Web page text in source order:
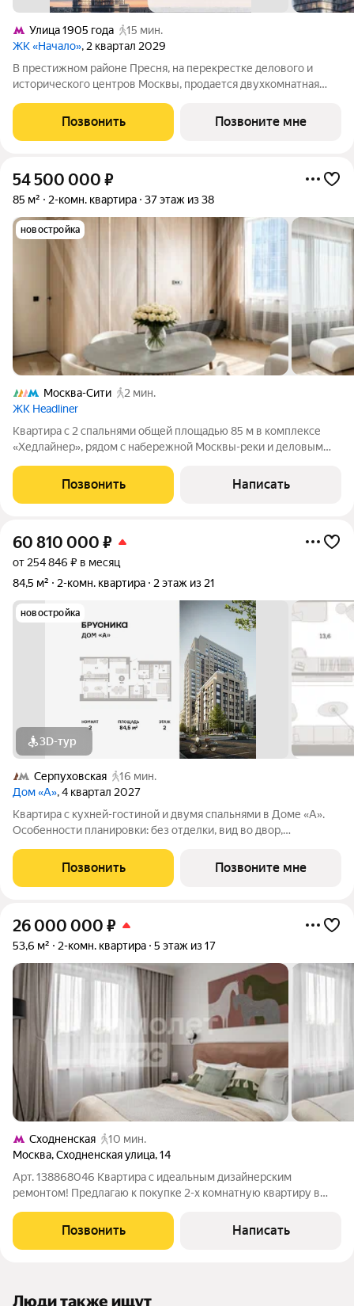
Улица 1905 года
15 мин.
ЖК «Начало», 2 квартал 2029
В престижном районе Пресня, на перекрестке делового и
исторического центров Москвы, продается двухкомнатная
находится на 6 этаже 24-этажного дома, в новом элитном
жилом комплексе «Начало» от
Позвонить Позвоните мне
54 500 000 ₽
85 м² 2-комн. квартира 37 этаж из 38
новостройка
Москва-Сити
2 мин.
ЖК Headliner
Квартира с 2 спальнями общей площадью 85 м в комплексе
«Хедлайнер», рядом с набережной Москвы-реки и деловым
современном стиле расположена на 37 этаже в корпусе 6.1.
Выполнена отделка в светлой цветовой
Позвонить Написать
60 810 000 ₽
от 254 846 ₽ в месяц
84,5 м²
2-комн. квартира 2 этаж из 21
новостройка
3D-тур
Серпуховская
16 мин.
Дом «А», 4 квартал 2027
Квартира с кухней-гостиной и двумя спальнями в Доме «А».
Особенности планировки: без отделки, вид во двор,
постирочная, разнесённые спальни. Срок сдачи IV кв. 2027
Дом А - проект от застройщика
Позвонить Позвоните мне
26 000 000 ₽
53,6 м² 2-комн. квартира 5 этаж из 17
Сходненская
10 мин.
Москва,Сходненская улица,14
Арт. 138868046 Квартира с идеальным дизайнерским
ремонтом! Предлагаю к покупке 2-х комнатную квартиру в
закончен ремонт. Общая площадь 53,6 м2, каждый сантиметр
этой площади функционально
Позвонить Написать
Люди также ищут